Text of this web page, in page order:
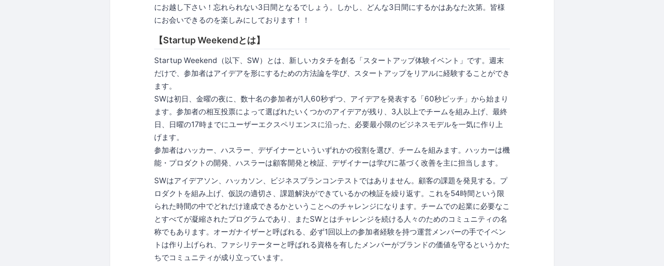
にお越し下さい！忘れられない3日間となるでしょう。しかし、どんな3日間にするかはあなた次第。皆様
にお会いできるのを楽しみにしております！！
【Startup Weekendとは】
Startup Weekend（以下、SW）とは、新しいカタチを創る「スタートアップ体験イベント」です。週末
だけで、参加者はアイデアを形にするための方法論を学び、スタートアップをリアルに経験することができ
ます。
SWは初日、金曜の夜に、数十名の参加者が1人60秒ずつ、アイデアを発表する「60秒ピッチ」から始まり
ます。参加者の相互投票によって選ばれたいくつかのアイデアが残り、3人以上でチームを組み上げ、最終
日、日曜の17時までにユーザーエクスペリエンスに沿った、必要最小限のビジネスモデルを一気に作り上
げます。
参加者はハッカー、ハスラー、デザイナーといういずれかの役割を選び、チームを組みます。ハッカーは機
能・プロダクトの開発、ハスラーは顧客開発と検証、デザイナーは学びに基づく改善を主に担当します。
SWはアイデアソン、ハッカソン、ビジネスプランコンテストではありません。顧客の課題を発見する。プ
ロダクトを組み上げ、仮説の適切さ、課題解決ができているかの検証を繰り返す。これを54時間という限
られた時間の中でどれだけ達成できるかということへのチャレンジになります。チームでの起業に必要なこ
とすべてが凝縮されたプログラムであり、またSWとはチャレンジを続ける人々のためのコミュニティの名
称でもあります。オーガナイザーと呼ばれる、必ず1回以上の参加者経験を持つ運営メンバーの手でイベン
トは作り上げられ、ファシリテーターと呼ばれる資格を有したメンバーがブランドの価値を守るというかた
ちでコミュニティが成り立っています。